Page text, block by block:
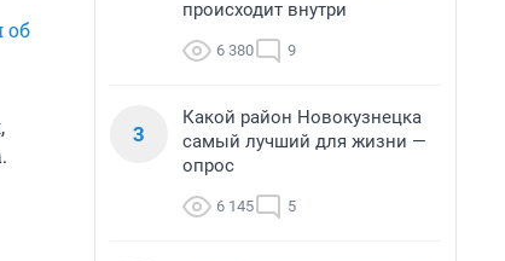
об
происходит внутри
6 380 9
3
Какой район Новокузнецка
самый лучший для жизни —
опрос
6 145 5